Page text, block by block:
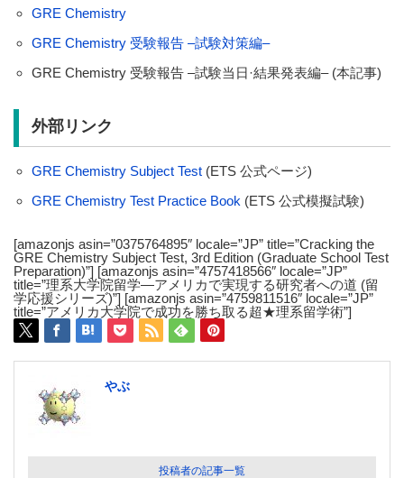
GRE Chemistry
GRE Chemistry 受験報告 –試験対策編–
GRE Chemistry 受験報告 –試験当日·結果発表編– (本記事)
外部リンク
GRE Chemistry Subject Test(ETS 公式ページ)
GRE Chemistry Test Practice Book (ETS 公式模擬試験)
[amazonjs asin=”0375764895″ locale=”JP” title=”Cracking the
GRE Chemistry Subject Test, 3rd Edition (Graduate School Test
Preparation)”] [amazonjs asin=”4757418566″ locale=”JP”
title=”理系大学院留学―アメリカで実現する研究者への道 (留
学応援シリーズ)”] [amazonjs asin=”4759811516″ locale=”JP”
title=”アメリカ大学院で成功を勝ち取る超★理系留学術”]
やぶ
投稿者の記事一覧